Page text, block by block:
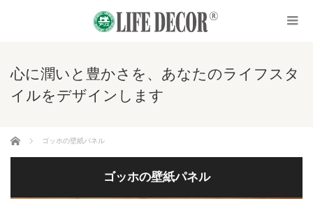
心に潤いと豊かさを、あなたのライフスタ
イルをデザインします
ホーム ゴッホの壁紙パネル
ゴッホの壁紙パネル